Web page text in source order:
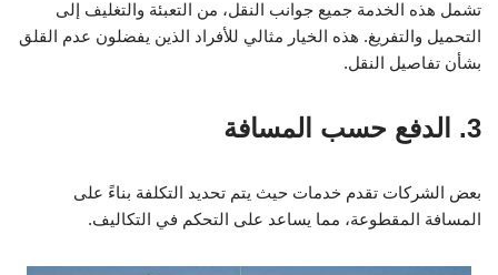
تشمل هذه الخدمة جميع جوانب النقل، من التعبئة والتغليف إلى
التحميل والتفريغ. هذه الخيار مثالي للأفراد الذين يفضلون عدم القلق
بشأن تفاصيل النقل.
3. الدفع حسب المسافة
بعض الشركات تقدم خدمات حيث يتم تحديد التكلفة بناءً على
المسافة المقطوعة، مما يساعد على التحكم في التكاليف.